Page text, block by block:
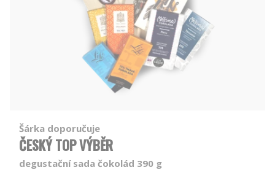
Šárka doporučuje
ČESKÝ TOP VÝBĚR
degustační sada čokolád 390 g